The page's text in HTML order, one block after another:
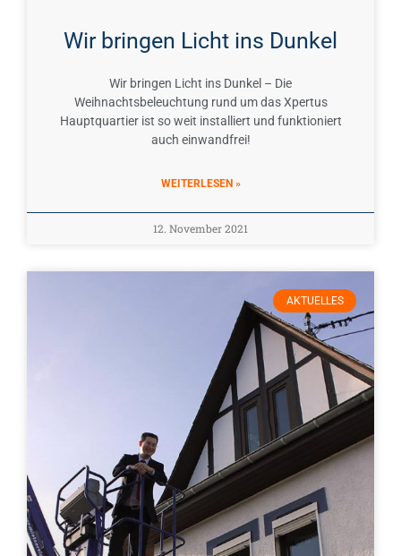
Wir bringen Licht ins Dunkel
Wir bringen Licht ins Dunkel – Die
Weihnachtsbeleuchtung rund um das Xpertus
Hauptquartier ist so weit installiert und funktioniert
auch einwandfrei!
WEITERLESEN »
12. November 2021
AKTUELLES